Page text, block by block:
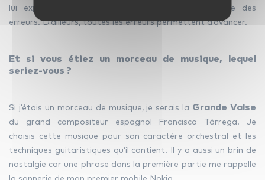
lui expliquant que tout le monde peut commettre des
erreurs. D’ailleurs, toutes les erreurs permettent d’avancer.
Et si vous étiez un morceau de musique, lequel
seriez-vous ?
Si j’étais un morceau de musique, je serais la Grande Valse
du grand compositeur espagnol Francisco Tárrega. Je
choisis cette musique pour son caractère orchestral et les
techniques guitaristiques qu’il contient. Il y a aussi un brin de
nostalgie car une phrase dans la première partie me rappelle